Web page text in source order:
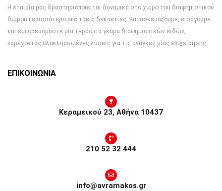
Η εταιρία μας δραστηριοποιείται δυναμικά στο χώρο του διαφημιστικού
δώρου περισσότερο από τρεις δεκαετίες. Κατασκευάζουμε, εισάγουμε
και εμπορευόμαστε μία τεράστια γκάμα διαφημιστικών ειδών,
παρέχοντας ολοκληρωμένες λύσεις για τις ανάγκες μίας επιχείρησης
ΕΠΙΚΟΙΝΩΝΙΑ
Κεραμεικού 23, Αθήνα 10437
210 52 32 444
info@avramakos.gr